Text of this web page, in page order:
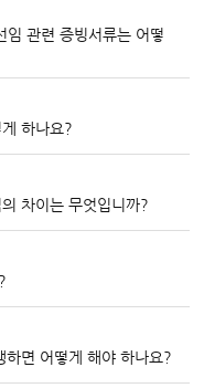
임 관련 증빙서류는 어떻
하나요?
차이는 무엇입니까?
하면 어떻게 해야 하나요?